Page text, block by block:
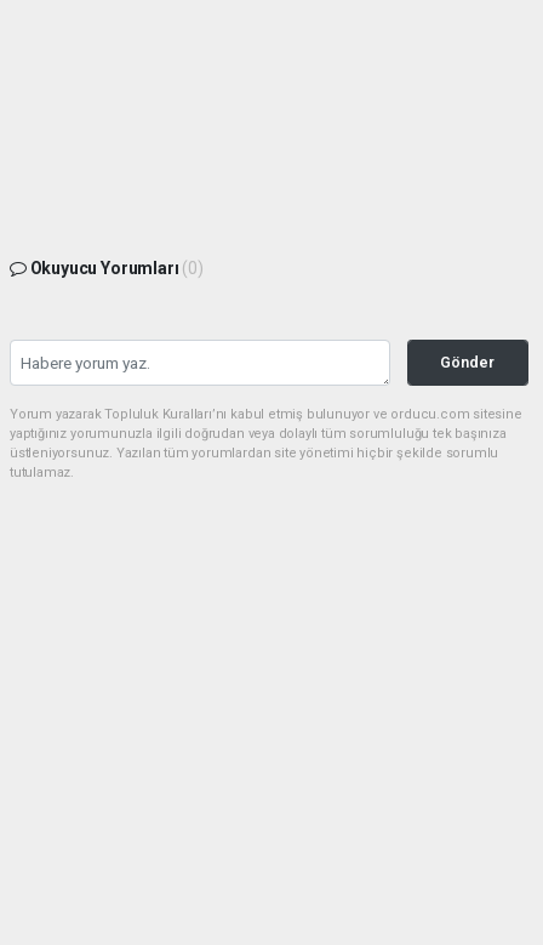
Okuyucu Yorumları (0)
Gönder
Yorum yazarak Topluluk Kuralları’nı kabul etmiş bulunuyor ve orducu.com sitesine
yaptığınız yorumunuzla ilgili doğrudan veya dolaylı tüm sorumluluğu tek başınıza
üstleniyorsunuz. Yazılan tüm yorumlardan site yönetimi hiçbir şekilde sorumlu
tutulamaz.